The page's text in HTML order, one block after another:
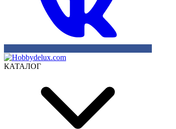
КАТАЛОГ